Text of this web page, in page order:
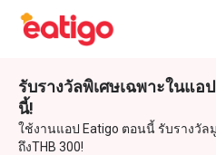
รับรางวัลพิเศษเฉพาะในแอ
นี้!
ใช้งานแอป Eatigo ตอนนี้ รับรางวัล
ถึงTHB 300!